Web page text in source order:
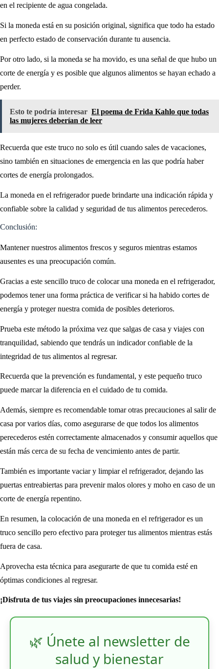
en el recipiente de agua congelada.
Si la moneda está en su posición original, significa que todo ha estado
en perfecto estado de conservación durante tu ausencia.
Por otro lado, si la moneda se ha movido, es una señal de que hubo un
corte de energía y es posible que algunos alimentos se hayan echado a
perder.
Esto te podría interesar El poema de Frida Kahlo que todas
las mujeres deberían de leer
Recuerda que este truco no solo es útil cuando sales de vacaciones,
sino también en situaciones de emergencia en las que podría haber
cortes de energía prolongados.
La moneda en el refrigerador puede brindarte una indicación rápida y
confiable sobre la calidad y seguridad de tus alimentos perecederos.
Conclusión:
Mantener nuestros alimentos frescos y seguros mientras estamos
ausentes es una preocupación común.
Gracias a este sencillo truco de colocar una moneda en el refrigerador,
podemos tener una forma práctica de verificar si ha habido cortes de
energía y proteger nuestra comida de posibles deterioros.
Prueba este método la próxima vez que salgas de casa y viajes con
tranquilidad, sabiendo que tendrás un indicador confiable de la
integridad de tus alimentos al regresar.
Recuerda que la prevención es fundamental, y este pequeño truco
puede marcar la diferencia en el cuidado de tu comida.
Además, siempre es recomendable tomar otras precauciones al salir de
casa por varios días, como asegurarse de que todos los alimentos
perecederos estén correctamente almacenados y consumir aquellos que
están más cerca de su fecha de vencimiento antes de partir.
También es importante vaciar y limpiar el refrigerador, dejando las
puertas entreabiertas para prevenir malos olores y moho en caso de un
corte de energía repentino.
En resumen, la colocación de una moneda en el refrigerador es un
truco sencillo pero efectivo para proteger tus alimentos mientras estás
fuera de casa.
Aprovecha esta técnica para asegurarte de que tu comida esté en
óptimas condiciones al regresar.
¡Disfruta de tus viajes sin preocupaciones innecesarias!
🌿 Únete al newsletter de
salud y bienestar